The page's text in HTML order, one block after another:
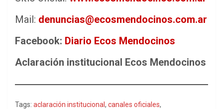
Mail: denuncias@ecosmendocinos.com.ar
Facebook: Diario Ecos Mendocinos
Aclaración institucional Ecos Mendocinos
Tags: aclaración institucional , canales oficiales,